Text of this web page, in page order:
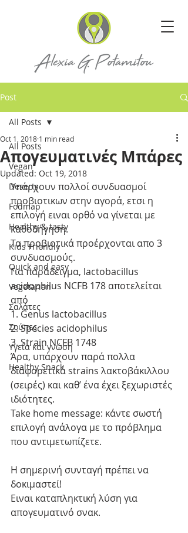
Post
All Posts
Vegan
Deserts
Fodmap
Healthy & tasty
Kids Friendly
Quick and easy
Vegetarian
Σαλάτες
Σούπες
Υγεία και γνώση
Healthy Snack
All Posts
Απογευματινές Μπάρες
Oct 1, 2018 1 min read
Updated: Oct 19, 2018
Υπάρχουν πολλοί συνδυασμοί
προβιοτικων στην αγορά, ετσι η
επιλογή ειναι ορθό να γίνεται με
καθοδήγηση.
Τα προβιοτικά προέρχονται απο 3
συνδυασμούς.
Για παράδειγμα, lactobacillus
acidophilus NCFB 178 αποτελείται
από
1. Genus lactobacillus
2. Species acidophilus
3. Strain NCFB 1748
Άρα, υπάρχουν παρά πολλα
διαφορετικά strains λακτοβάκιλλου
(σειρές) και καθ’ ένα έχει ξεχωριστές
ιδιότητες.
Take home message: κάντε σωστή
επιλογή ανάλογα με το πρόβλημα
που αντιμετωπίζετε.
Η σημερινή συνταγή πρέπει να
δοκιμαστεί!
Ειναι καταπληκτική λύση για
απογευματινό σνακ.